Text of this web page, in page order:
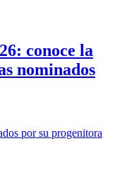
conoce la
nominados